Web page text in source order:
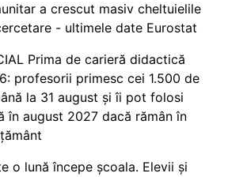
a crescut masiv cheltuielile
- ultimele date Eurostat
Prima de carieră didactică
profesorii primesc cei 1.500 de
la 31 august și îi pot folosi
în august 2027 dacă rămân în
o lună începe școala. Elevii și